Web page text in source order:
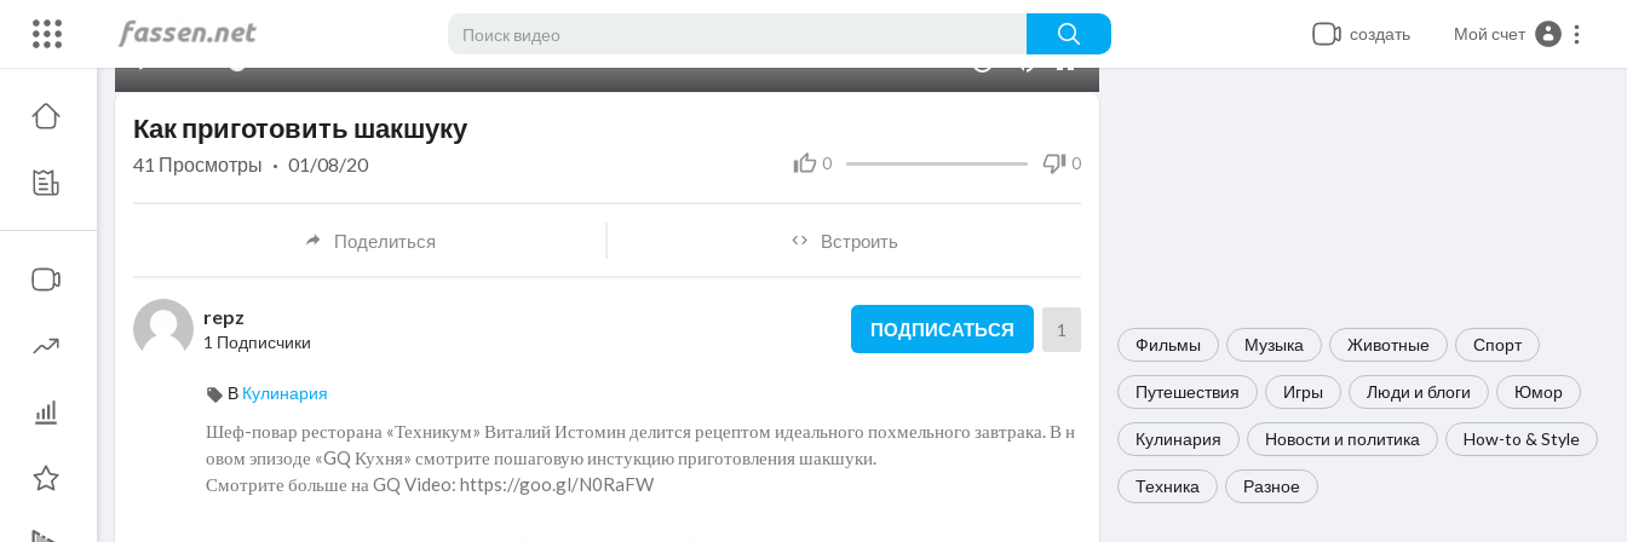
создать Мой счет
Фильмы Музыка Животные Спорт
Путешествия Игры Люди и блоги Юмор
Кулинария Новости и политика How-to & Style
Техника Разное
Как приготовить шакшуку
0 0
41 Просмотры · 01/08/20
Поделиться Встроить
repz
1 Подписчики
ПОДПИСАТЬСЯ 1
В Кулинария
Шеф-повар ресторана «Техникум» Виталий Истомин делится рецептом идеального похмельного завтрака. В н
овом эпизоде «GQ Кухня» смотрите пошаговую инстукцию приготовления шакшуки.
Смотрите больше на GQ Video: https://goo.gl/N0RaFW